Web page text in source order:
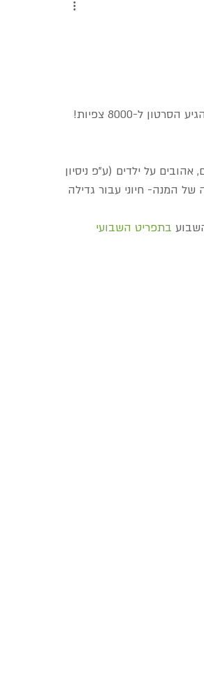
מצולם של מעדן בריאות טבעוני-בריא, תוך יומיים הגיע הסרטון ל-8000 צפיות!
על ילדים (ע"פ ניסיון
של המנה- חיוני עבור גדילה
בתפריט השבועי